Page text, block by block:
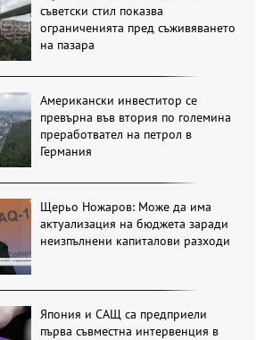
съветски стил показва
ограниченията пред съживяването
на пазара
Американски инвеститор се
превърна във втория по големина
преработвател на петрол в
Германия
Щерьо Ножаров: Може да има
актуализация на бюджета заради
неизпълнени капиталови разходи
Япония и САЩ са предприели
първа съвместна интервенция в